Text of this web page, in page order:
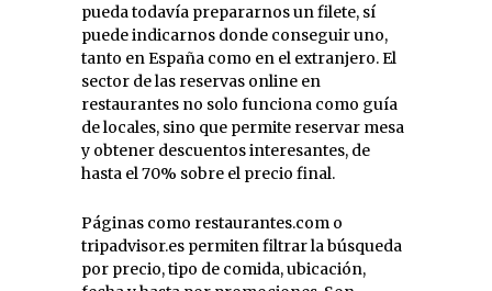
pueda todavía prepararnos un filete, sí
puede indicarnos donde conseguir uno,
tanto en España como en el extranjero. El
sector de las reservas online en
restaurantes no solo funciona como guía
de locales, sino que permite reservar mesa
y obtener descuentos interesantes, de
hasta el 70% sobre el precio final.
Páginas como restaurantes.com o
tripadvisor.es permiten filtrar la búsqueda
por precio, tipo de comida, ubicación,